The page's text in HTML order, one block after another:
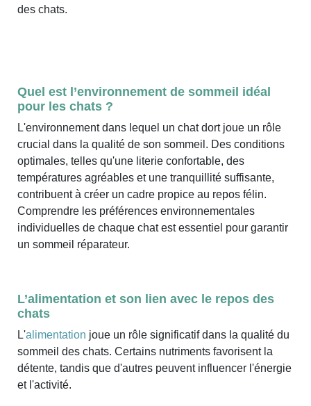
des chats.
Quel est l’environnement de sommeil idéal
pour les chats ?
L'environnement dans lequel un chat dort joue un rôle
crucial dans la qualité de son sommeil. Des conditions
optimales, telles qu'une literie confortable, des
températures agréables et une tranquillité suffisante,
contribuent à créer un cadre propice au repos félin.
Comprendre les préférences environnementales
individuelles de chaque chat est essentiel pour garantir
un sommeil réparateur.
L’alimentation et son lien avec le repos des
chats
L'alimentation joue un rôle significatif dans la qualité du
sommeil des chats. Certains nutriments favorisent la
détente, tandis que d'autres peuvent influencer l'énergie
et l'activité.